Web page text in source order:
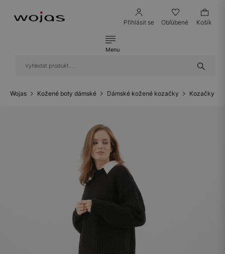
Přihlásit se Obľúbené Košík
Menu
Wojas Kožené boty dámské Dámské kožené kozačky Kozačky